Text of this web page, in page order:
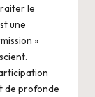
le
une
»
de profonde